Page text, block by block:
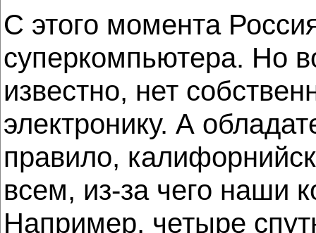
С этого момента
суперкомпьютера. Но
известно, нет
электронику. А
правило,
всем, из-за чего наши
Например, четыре